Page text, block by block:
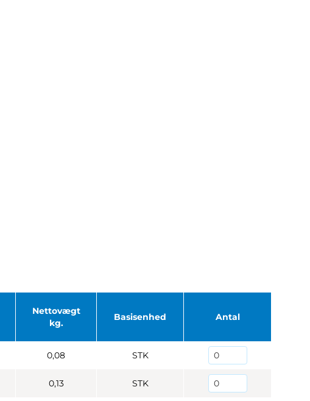
Nettovægt
kg.
Basisenhed Antal
0,08 STK
0,13 STK